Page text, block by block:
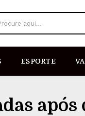
aqui...
ESPORTE
após